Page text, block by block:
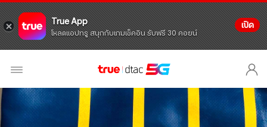
True App
โหลดแอปทรู สนุกกับเกมเช็คอิน รับฟรี 30 คอยน์
เปิด